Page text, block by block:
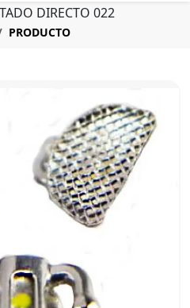
DIRECTO 022
PRODUCTO